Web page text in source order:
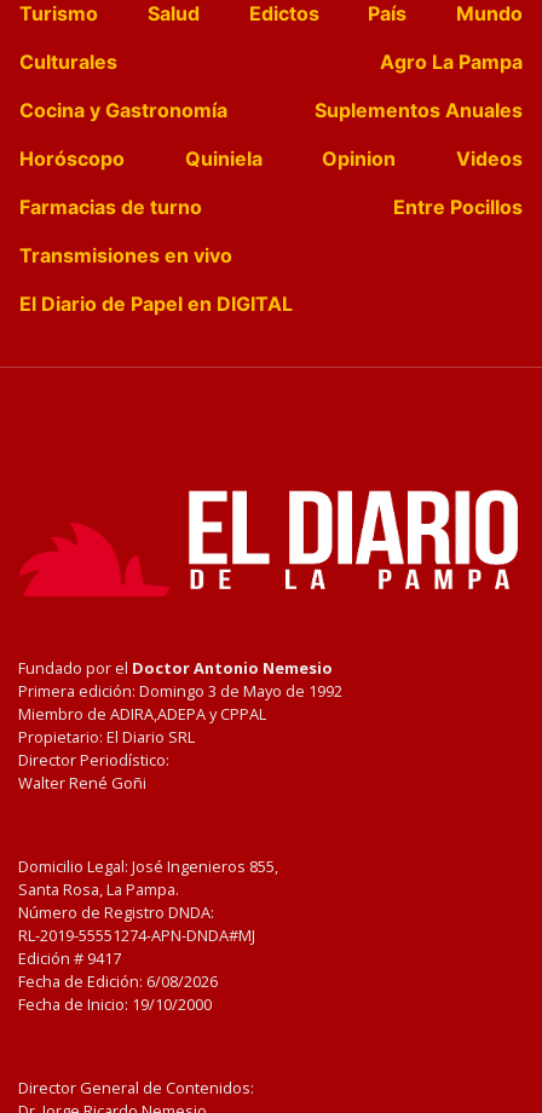
Turismo
Salud Edictos País
Mundo
Culturales
Agro La Pampa
Cocina y Gastronomía
Suplementos Anuales
Horóscopo
Quiniela Opinion
Videos
Farmacias de turno
Entre Pocillos
Transmisiones en vivo
El Diario de Papel en DIGITAL
Fundado por el Doctor Antonio Nemesio
Primera edición: Domingo 3 de Mayo de 1992
Miembro de ADIRA,ADEPA y CPPAL
Propietario: El Diario SRL
Director Periodístico:
Walter René Goñi
Domicilio Legal: José Ingenieros 855,
Santa Rosa, La Pampa.
Número de Registro DNDA:
RL-2019-55551274-APN-DNDA#MJ
Edición # 9417
Fecha de Edición: 6/08/2026
Fecha de Inicio: 19/10/2000
Director General de Contenidos: